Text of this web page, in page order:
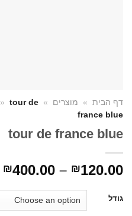
דף הבית » מוצרים »
» tour de
france blue
tour de france blue
₪120.00
–
₪400.00
גודל